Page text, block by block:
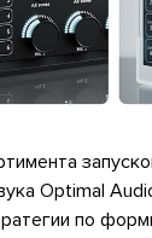
Optimal
по